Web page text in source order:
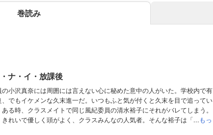
巻読み
ナ・イ・放課後
の小沢真奈には周囲には言えない心に秘めた意中の人がいた。学校内で有
でもイケメンな久末進一だ。いつもふと気が付くと久末を目で追ってい
る時、クラスメイトで同じ風紀委員の清水裕子にそれがバレてしまう。
れいで優しく頭がよく、クラスみんなの人気者。そんな裕子は「...もっ